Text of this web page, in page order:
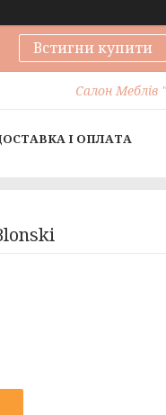
Встигни купити
Салон Меблів
І ОПЛАТА